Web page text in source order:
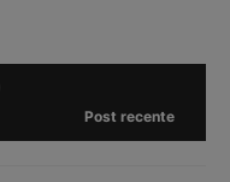
Post recente